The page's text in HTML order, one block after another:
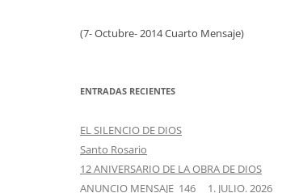
(7- Octubre- 2014 Cuarto Mensaje)
ENTRADAS RECIENTES
EL SILENCIO DE DIOS
Santo Rosario
12 ANIVERSARIO DE LA OBRA DE DIOS
ANUNCIO MENSAJE 146 1. JULIO. 2026